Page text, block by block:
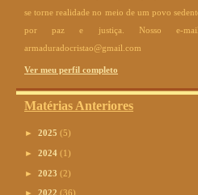
se torne realidade no meio de um povo
por paz e justiça. Nosso e-
armaduradocristao@gmail.com
Ver meu perfil completo
Matérias Anteriores
► 2025 (5)
► 2024 (1)
► 2023 (2)
► 2022 (36)